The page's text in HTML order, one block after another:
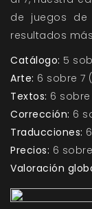
de juegos de
resultados
Catálogo: 5
Arte: 6 sobre 7
Textos: 6 sobre
Corrección: 6
Traducciones:
Precios: 6
Valoración